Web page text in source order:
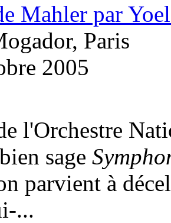
Mahler par
Paris
2005
l'Orchestre
sage
parvient à
...